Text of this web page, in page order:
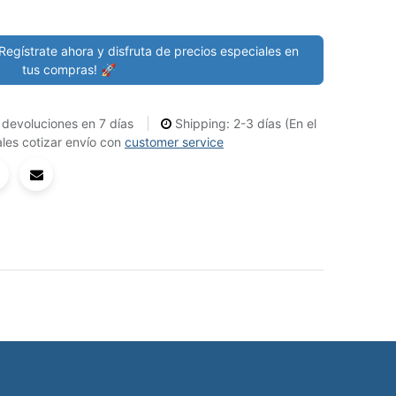
ahora y disfruta de precios especiales en
tus compras! 🚀
devoluciones en 7 días
Shipping: 2-3 días (En el
cotizar envío con customer service